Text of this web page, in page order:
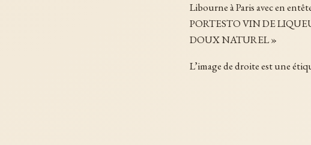
Libourne à Paris avec en
PORTESTO VIN DE
DOUX NATUREL »
L’image de droite est une